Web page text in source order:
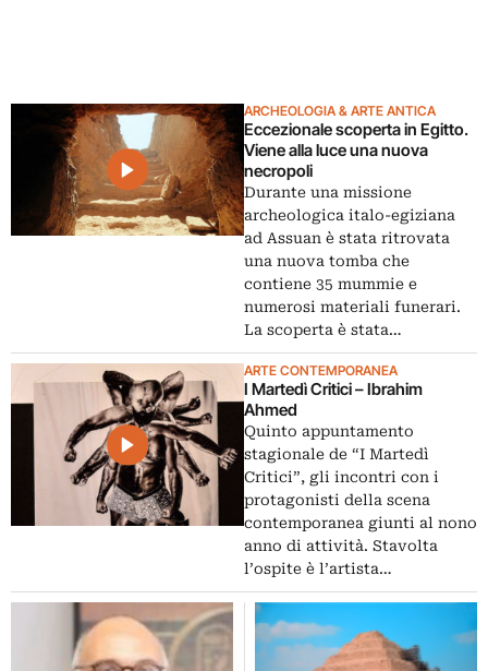
ARCHEOLOGIA & ARTE ANTICA
Eccezionale scoperta in Egitto.
Viene alla luce una nuova
necropoli
Durante una missione
archeologica italo-egiziana
ad Assuan è stata ritrovata
una nuova tomba che
contiene 35 mummie e
numerosi materiali funerari.
La scoperta è stata…
ARTE CONTEMPORANEA
I Martedì Critici – Ibrahim
Ahmed
Quinto appuntamento
stagionale de “I Martedì
Critici”, gli incontri con i
protagonisti della scena
contemporanea giunti al nono
anno di attività. Stavolta
l’ospite è l’artista…